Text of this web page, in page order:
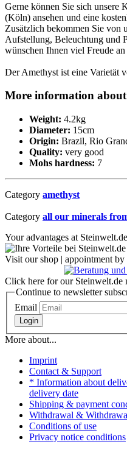
Gerne können Sie sich unsere
(Köln) ansehen und eine
Zusätzlich bekommen Sie von
Aufstellung, Beleuchtung und
wünschen Ihnen viel Freude
Der Amethyst ist eine Varietät
More information
Weight: 4.2kg
Diameter: 15cm
Origin: Brazil, Rio
Quality: very good
Mohs hardness: 7
Category amethyst
Category all our minerals
Your advantages at Steinwelt.de
Visit our shop | appointment by
Click here for our Steinwelt.de
Continue to newsletter
Email
Login
More about...
Imprint
Contact & Support
* Information about
delivery date
Shipping & payment
Withdrawal &
Conditions of use
Privacy notice conditions